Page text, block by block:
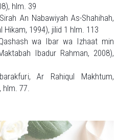
hlm. 39
An Nabawiyah As-Shahihah,
Hikam, 1994), jilid 1 hlm. 113
wa Ibar wa Izhaat min
Ibadur Rahman, 2008),
Ar Rahiqul Makhtum,
77.